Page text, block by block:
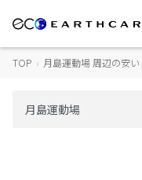
TOP › 月島運動場 周辺の安